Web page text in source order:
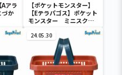
Aアラ
づか
【ポケットモンスター】
【Eテラパゴス】ポケット
モンスター ミニスクエ
24.05.30